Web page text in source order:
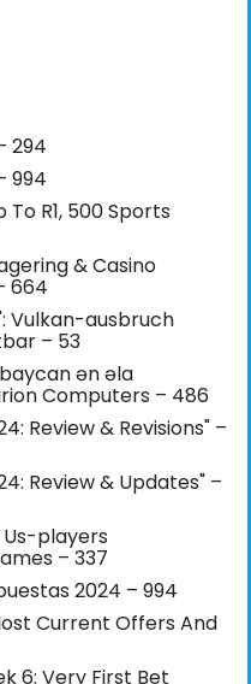
294
994
R1, 500 Sports
& Casino
664
Vulkan-ausbruch
– 53
ən əla
Computers – 486
Review & Revisions" –
Review & Updates" –
players
– 337
2024 – 994
Current Offers And
6: Very First Bet